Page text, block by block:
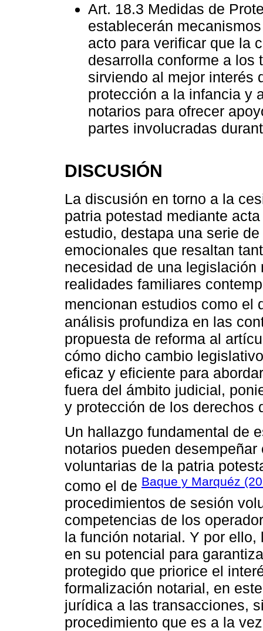
Art. 18.3 Medidas de
establecerán
acto para verificar que la
desarrolla conforme a los
sirviendo al mejor interés
protección a la infancia y
notarios para ofrecer
partes involucradas
DISCUSIÓN
La discusión en torno a la
patria potestad mediante
estudio, destapa una serie
emocionales que resaltan
necesidad de una
realidades familiares
mencionan estudios como el
análisis profundiza en las
propuesta de reforma al
cómo dicho cambio
eficaz y eficiente para
fuera del ámbito judicial,
y protección de los derechos
Un hallazgo fundamental de
notarios pueden
voluntarias de la patria
como el de Baque y Marquéz
procedimientos de sesión
competencias de los
la función notarial. Y por
en su potencial para
protegido que priorice el
formalización notarial, en
jurídica a las transacciones,
procedimiento que es a la